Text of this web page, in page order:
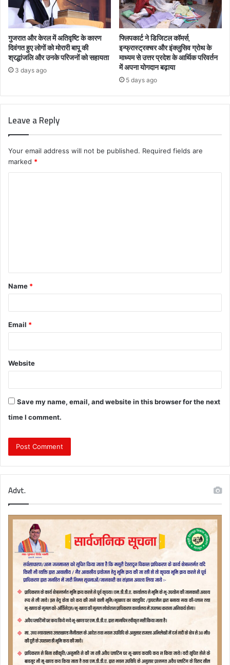
गुजरात और केरल में अतिवृष्टि के कारण
दिवंगत हुए लोगों को मोरारी बापू की
श्रद्धांजलि और उनके परिजनों को सहायता
3 days ago
फ्लिपकार्ट ने डिजिटल कॉमर्स,
इन्फ्रास्ट्रक्चर और इंक्लुसिव ग्रोथ के
माध्यम से उत्तर प्रदेश के आर्थिक परिवर्तन
में अपना योगदान बढ़ाया
5 days ago
Leave a Reply
Your email address will not be published. Required fields are
marked *
t
*
Name *
Email *
Website
Save my name, email, and website in this browser for the next
time I comment.
Advt.